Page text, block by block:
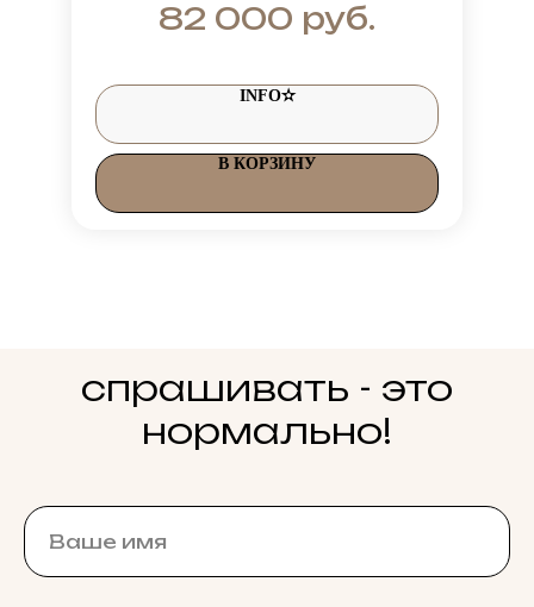
82 000 руб.
INFO✫
В КОРЗИНУ
спрашивать - это
нормально!